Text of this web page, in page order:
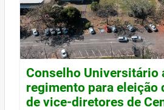
Conselho Universitário
regimento para eleição
de vice-diretores de